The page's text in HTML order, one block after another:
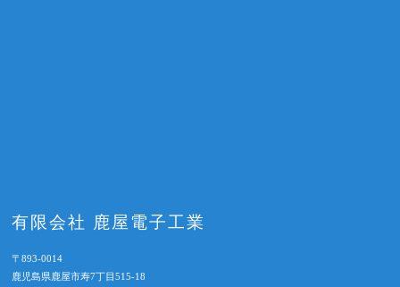
有限会社 鹿屋電子工業
〒893-0014
鹿児島県鹿屋市寿7丁目515-18